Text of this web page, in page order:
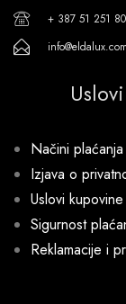
+ 387 51 251
info@eldalux.com
Načini plaćanja
Izjava o
Uslovi kupovine
Sigurnost
Reklamacije i